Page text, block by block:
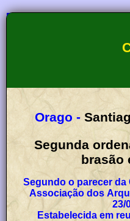
Orago -
Segunda
brasão
Segundo o parecer da
Associação dos
23/
Estabelecida em